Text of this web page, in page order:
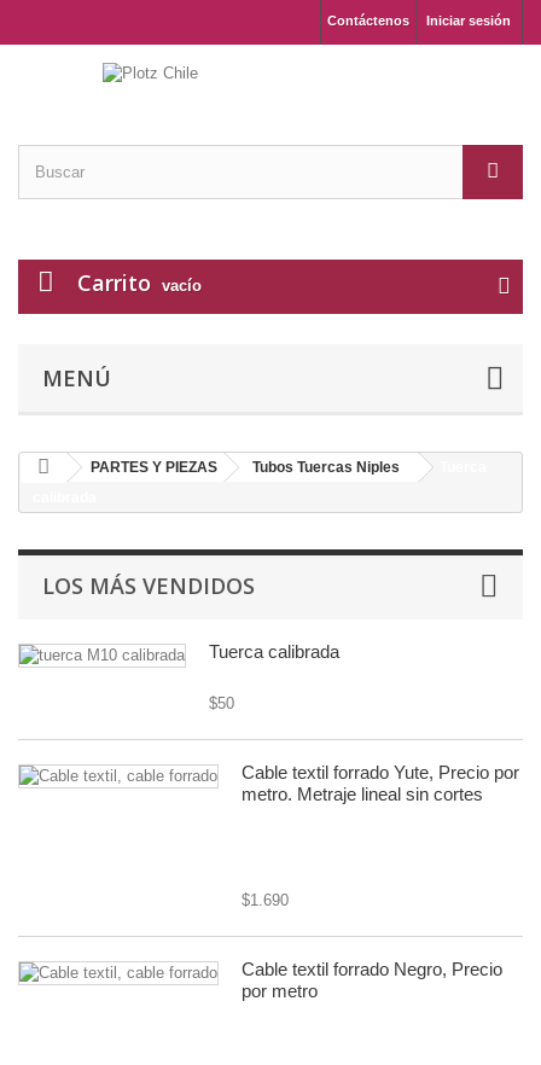
Iniciar sesión
Contáctenos
Carrito vacío
MENÚ
PARTES Y PIEZAS Tubos Tuercas Niples
LOS MÁS VENDIDOS
Tuerca calibrada
$50
Cable textil forrado Yute, Precio por
metro. Metraje lineal sin cortes
$1.690
Cable textil forrado Negro, Precio
por metro